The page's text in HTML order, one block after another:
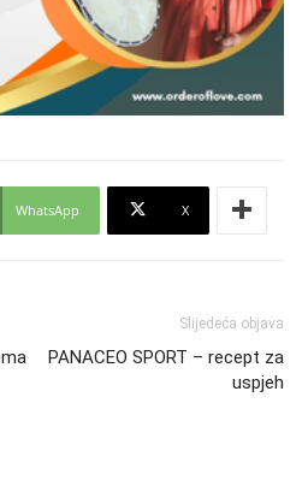
WhatsApp X
Slijedeća objava
PANACEO SPORT – recept za
uspjeh